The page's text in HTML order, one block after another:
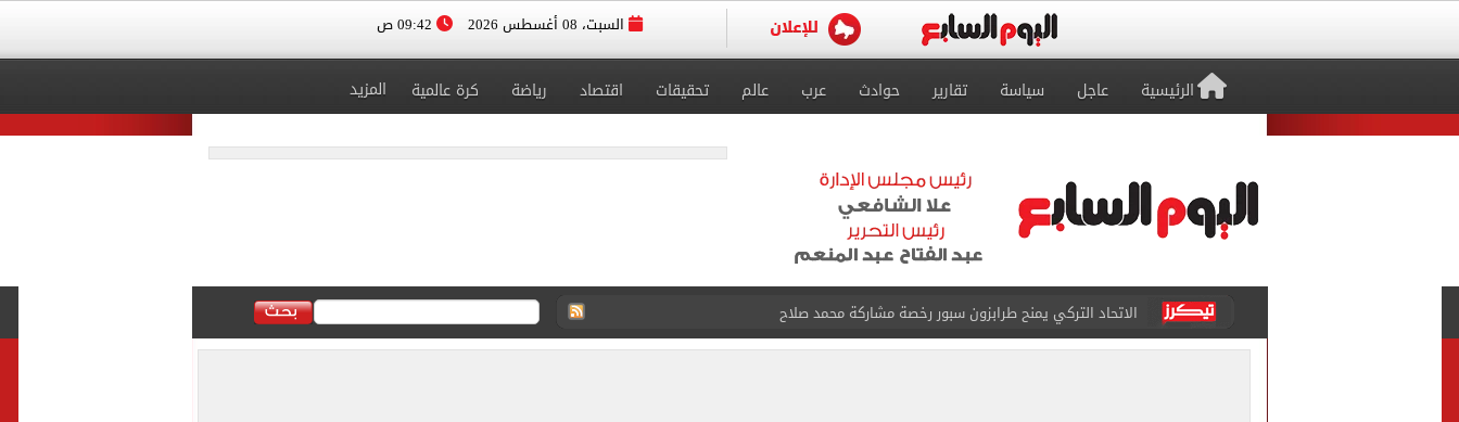
السبت، 08 أغسطس 2026
الرئيسية عاجل سياسة تقارير حوادث عرب عالم تحقيقات اقتصاد رياضة كرة عالمية المزيد
برشلونة يطرح تذاكر مواجهة الأهلي على كأس خوان جامبر